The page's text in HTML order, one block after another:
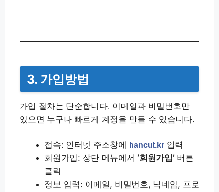
3. 가입방법
가입 절차는 단순합니다. 이메일과 비밀번호만
있으면 누구나 빠르게 계정을 만들 수 있습니다.
접속: 인터넷 주소창에 hancut.kr 입력
회원가입: 상단 메뉴에서 ‘회원가입’ 버튼
클릭
정보 입력: 이메일, 비밀번호, 닉네임, 프로